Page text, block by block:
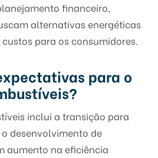
financeiro,
alternativas energéticas
para os consumidores.
para o
inclui a transição para
desenvolvimento de
aumento na eficiência